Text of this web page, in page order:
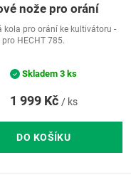
nože pro orání
1 999 Kč / ks
DO KOŠÍKU
kola pro orání ke kultivátoru -
HECHT 785.
Skladem3 ks